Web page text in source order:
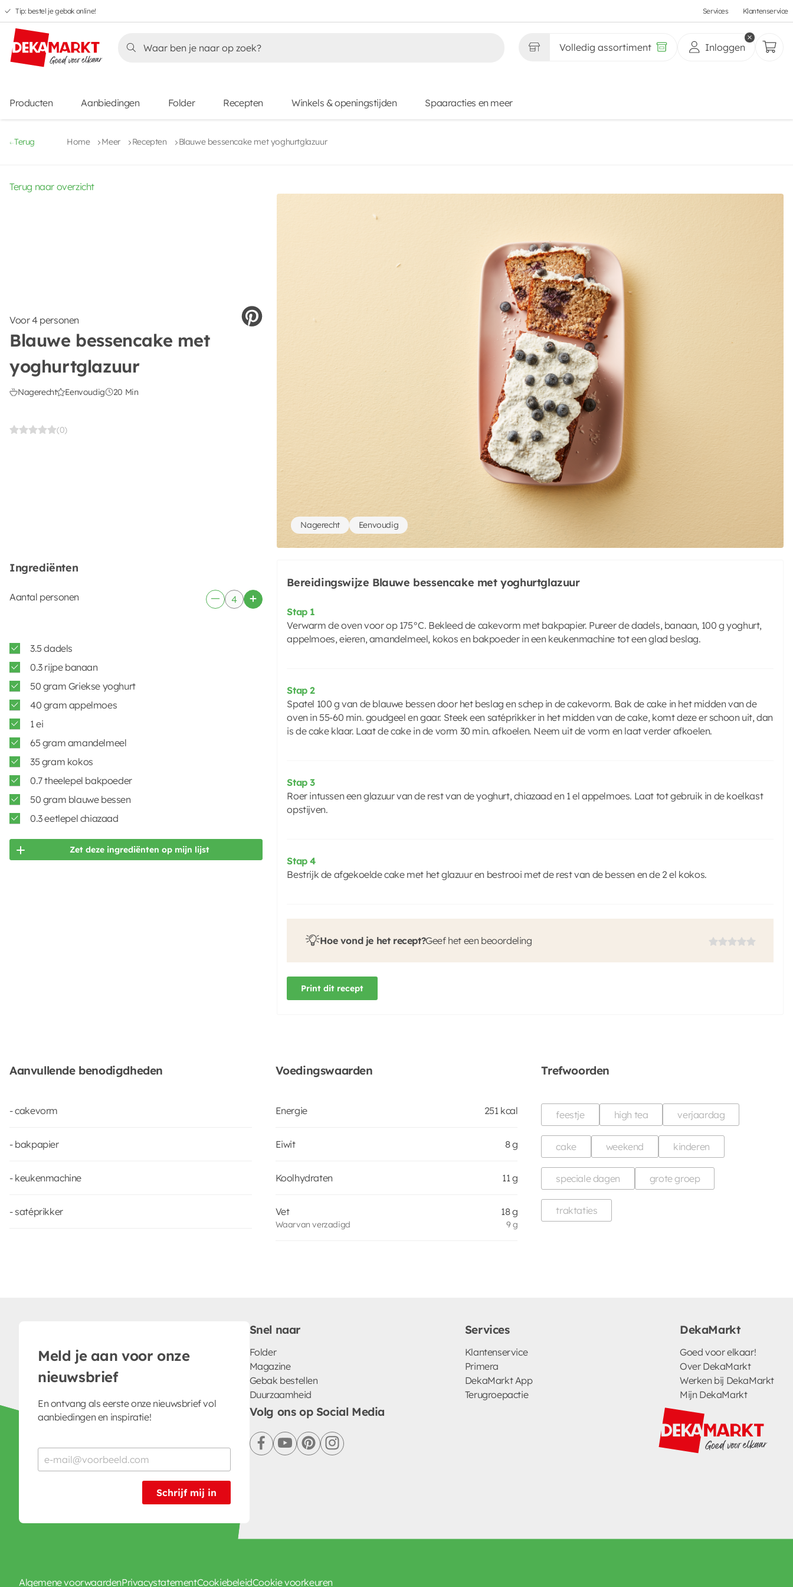
Overslaan
naar
hoofdnavigatie
Overslaan
naar
hoofdinhoud
Overslaan
naar
voettekstinhoud
Overslaan
naar
aanbiedingen
Tip: bestel je gebak online! Services Klantenservice
Volledig assortiment Inloggen
Producten Aanbiedingen Folder Recepten Winkels & openingstijden Spaaracties en meer
Terug Home Meer Recepten Blauwe bessencake met yoghurtglazuur
Terug naar overzicht
Voor 4 personen
Blauwe bessencake met
yoghurtglazuur
Nagerecht Eenvoudig 20 Min
(0)
Nagerecht Eenvoudig
Ingrediënten
Aantal personen
3.5 dadels
0.3 rijpe banaan
50 gram Griekse yoghurt
40 gram appelmoes
1 ei
65 gram amandelmeel
35 gram kokos
0.7 theelepel bakpoeder
50 gram blauwe bessen
0.3 eetlepel chiazaad
Zet deze ingrediënten op mijn lijst
Bereidingswijze Blauwe bessencake met yoghurtglazuur
Stap 1
Verwarm de oven voor op 175°C. Bekleed de cakevorm met bakpapier. Pureer de dadels, banaan, 100 g yoghurt,
appelmoes, eieren, amandelmeel, kokos en bakpoeder in een keukenmachine tot een glad beslag.
Stap 2
Spatel 100 g van de blauwe bessen door het beslag en schep in de cakevorm. Bak de cake in het midden van de
oven in 55-60 min. goudgeel en gaar. Steek een satéprikker in het midden van de cake, komt deze er schoon uit, dan
is de cake klaar. Laat de cake in de vorm 30 min. afkoelen. Neem uit de vorm en laat verder afkoelen.
Stap 3
Roer intussen een glazuur van de rest van de yoghurt, chiazaad en 1 el appelmoes. Laat tot gebruik in de koelkast
opstijven.
Stap 4
Bestrijk de afgekoelde cake met het glazuur en bestrooi met de rest van de bessen en de 2 el kokos.
Hoe vond je het recept?Geef het een beoordeling
Print dit recept
Aanvullende benodigdheden
- cakevorm
- bakpapier
- keukenmachine
- satéprikker
Voedingswaarden
Energie 251 kcal
Eiwit 8 g
Koolhydraten 11 g
Vet 18 g
Waarvan verzadigd 9 g
Trefwoorden
feestje high tea verjaardag
cake weekend kinderen
speciale dagen grote groep
traktaties
Meld je aan voor onze
nieuwsbrief
En ontvang als eerste onze nieuwsbrief vol
aanbiedingen en inspiratie!
Schrijf mij in
Snel naar
Folder
Magazine
Gebak bestellen
Duurzaamheid
Services
Klantenservice
Primera
DekaMarkt App
Terugroepactie
DekaMarkt
Goed voor elkaar!
Over DekaMarkt
Werken bij DekaMarkt
Mijn DekaMarkt
Volg ons op Social Media
facebookyoutubepinterestinstagram
Algemene voorwaardenPrivacystatementCookiebeleidCookie voorkeuren